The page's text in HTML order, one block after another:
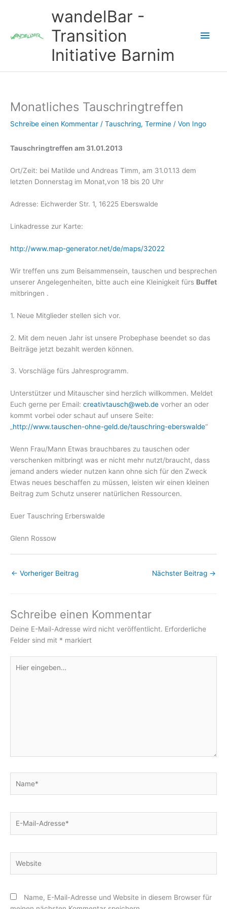
wandelBar -
Transition
Initiative Barnim
Monatliches Tauschringtreffen
Schreibe einen Kommentar / Tauschring, Termine / Von Ingo
Tauschringtreffen am 31.01.2013
Ort/Zeit: bei Matilde und Andreas Timm, am 31.01.13 dem
letzten Donnerstag im Monat,von 18 bis 20 Uhr
Adresse: Eichwerder Str. 1, 16225 Eberswalde
Linkadresse zur Karte:
http://www.map-generator.net/de/maps/32022
Wir treffen uns zum Beisammensein, tauschen und besprechen
unserer Angelegenheiten, bitte auch eine Kleinigkeit fürs Buffet
mitbringen .
1. Neue Mitglieder stellen sich vor.
2. Mit dem neuen Jahr ist unsere Probephase beendet so das
Beiträge jetzt bezahlt werden können.
3. Vorschläge fürs Jahresprogramm.
Unterstützer und Mitauscher sind herzlich willkommen. Meldet
Euch gerne per Email: creativtausch@web.de vorher an oder
kommt vorbei oder schaut auf unsere Seite:
„http://www.tauschen-ohne-geld.de/tauschring-eberswalde“
Wenn Frau/Mann Etwas brauchbares zu tauschen oder
verschenken mitbringt was er nicht mehr nutzt/braucht, dass
jemand anders wieder nutzen kann ohne sich für den Zweck
Etwas neues beschaffen zu müssen, leisten wir einen kleinen
Beitrag zum Schutz unserer natürlichen Ressourcen.
Euer Tauschring Erberswalde
Glenn Rossow
← Vorheriger Beitrag Nächster Beitrag →
Schreibe einen Kommentar
Deine E-Mail-Adresse wird nicht veröffentlicht. Erforderliche
Felder sind mit * markiert
eingeben…
Mail-
Name, E-Mail-Adresse und Website in diesem Browser für